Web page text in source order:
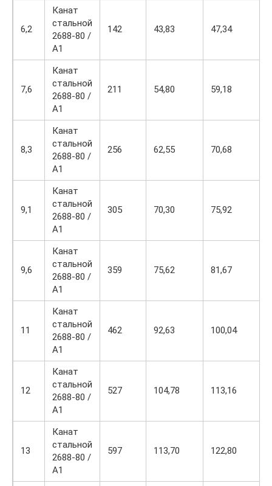
6,2
Канат
стальной
2688-80 /
А1
142 43,83 47,34
7,6
Канат
стальной
2688-80 /
А1
211 54,80 59,18
8,3
Канат
стальной
2688-80 /
А1
256 62,55 70,68
9,1
Канат
стальной
2688-80 /
А1
305 70,30 75,92
9,6
Канат
стальной
2688-80 /
А1
359 75,62 81,67
11
Канат
стальной
2688-80 /
А1
462 92,63 100,04
12
Канат
стальной
2688-80 /
А1
527 104,78 113,16
13
Канат
стальной
2688-80 /
А1
597 113,70 122,80